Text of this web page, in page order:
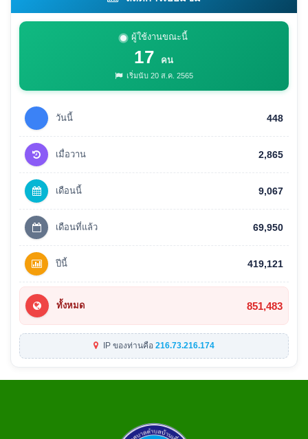
ผู้ใช้งานขณะนี้
17 คน
เริ่มนับ 20 ส.ค. 2565
วันนี้ 448
เมื่อวาน 2,865
เดือนนี้ 9,067
เดือนที่แล้ว 69,950
ปีนี้ 419,121
ทั้งหมด 851,483
IP ของท่านคือ 216.73.216.174